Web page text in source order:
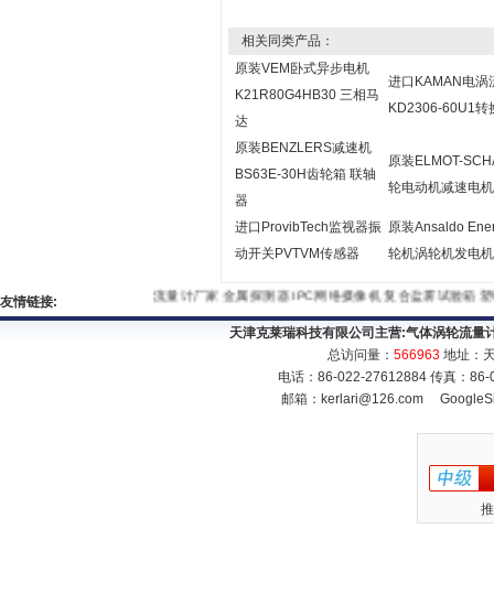
相关同类产品：
原装VEM卧式异步电机
K21R80G4HB30 三相马
达
进口KAMAN电涡
KD2306-60U1转
原装BENZLERS减速机
BS63E-30H齿轮箱 联轴
器
原装ELMOT-
轮电动机减速电
进口ProvibTech监视器振
动开关PVTVM传感器
原装Ansaldo
轮机涡轮机发电机
友情链接: 流量计厂家金属探测器IPC网络摄像机复合盐雾试验箱塑
天津克莱瑞科技有限公司主营:气体涡轮流量
总访问量： 566963 地址：
电话：86-022-27612884 传真：
邮箱： kerlari@126.com